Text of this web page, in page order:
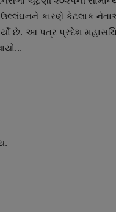
કારણે કેટલાક નેતાઓને
છે. આ પત્ર પ્રદેશ